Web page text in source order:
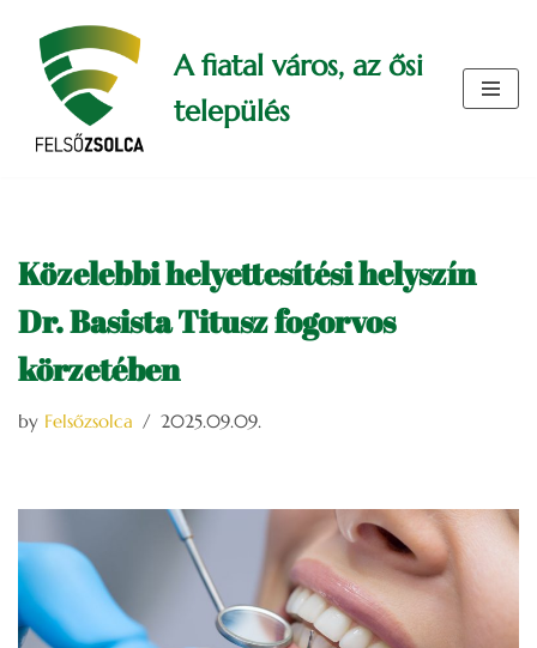
Skip
content
A fiatal város, az ősi
település
Közelebbi helyettesítési helyszín
Dr. Basista Titusz fogorvos
körzetében
by Felsőzsolca 2025.09.09.